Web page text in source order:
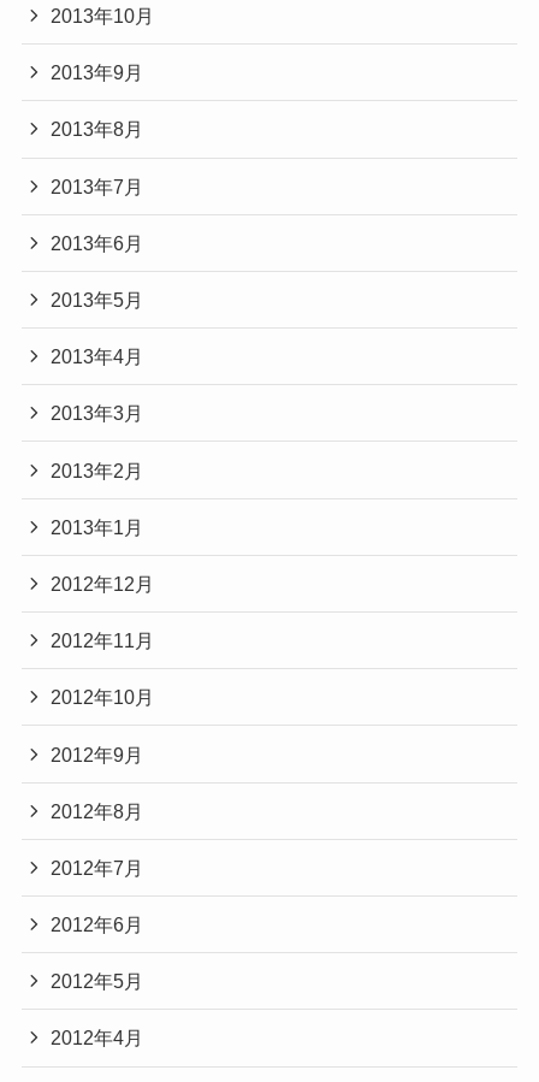
2013年10月
2013年9月
2013年8月
2013年7月
2013年6月
2013年5月
2013年4月
2013年3月
2013年2月
2013年1月
2012年12月
2012年11月
2012年10月
2012年9月
2012年8月
2012年7月
2012年6月
2012年5月
2012年4月